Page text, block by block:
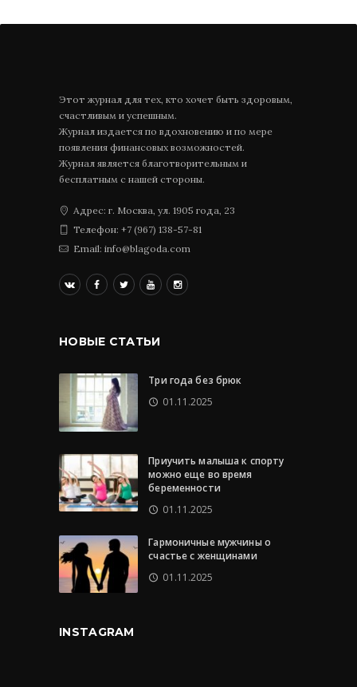
Этот журнал для тех, кто хочет быть здоровым,
счастливым и успешным.
Журнал издается по вдохновению и по мере
появления финансовых возможностей.
Журнал является благотворительным и
бесплатным с нашей стороны.
Адрес: г. Москва, ул. 1905 года, 23
Телефон: +7 (967) 138-57-81
Email: info@blagoda.com
НОВЫЕ СТАТЬИ
Три года без брюк
01.11.2025
Приучить малыша к спорту
можно еще во время
беременности
01.11.2025
Гармоничные мужчины о
счастье с женщинами
01.11.2025
INSTAGRAM